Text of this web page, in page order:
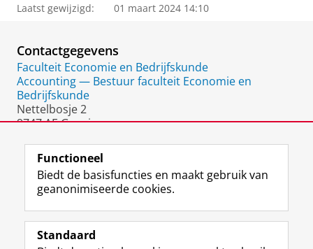
Laatst gewijzigd: 01 maart 2024 14:10
Contactgegevens
Faculteit Economie en Bedrijfskunde
Accounting — Bestuur faculteit Economie en
Bedrijfskunde
Nettelbosje 2
9747 AE Groningen
Volg de RUG
F
a
L
i
R
S
I
n
Y
o
Functioneel
Biedt de basisfuncties en maakt gebruik van
geanonimiseerde cookies.
Standaard